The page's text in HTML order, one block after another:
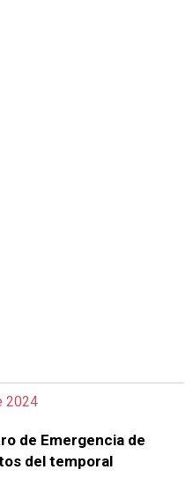
2024
de Emergencia de
del temporal